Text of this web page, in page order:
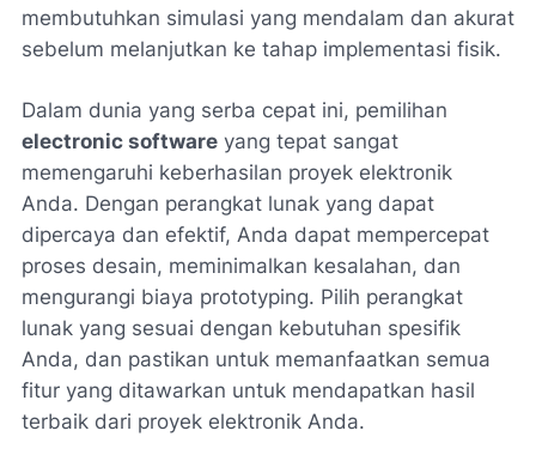
membutuhkan simulasi yang mendalam dan akurat
sebelum melanjutkan ke tahap implementasi fisik.
Dalam dunia yang serba cepat ini, pemilihan
electronic software yang tepat sangat
memengaruhi keberhasilan proyek elektronik
Anda. Dengan perangkat lunak yang dapat
dipercaya dan efektif, Anda dapat mempercepat
proses desain, meminimalkan kesalahan, dan
mengurangi biaya prototyping. Pilih perangkat
lunak yang sesuai dengan kebutuhan spesifik
Anda, dan pastikan untuk memanfaatkan semua
fitur yang ditawarkan untuk mendapatkan hasil
terbaik dari proyek elektronik Anda.